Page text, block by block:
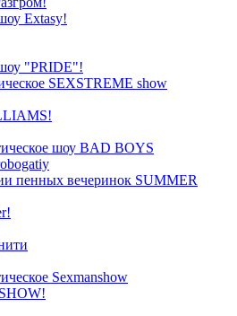
Extasy!
"PRIDE"!
SEXSTREME show
шоу BAD BOYS
пенных вечеринок SUMMER
Sexmanshow